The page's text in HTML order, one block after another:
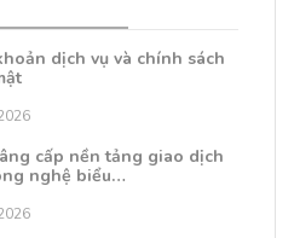
dịch vụ và chính sách
cấp nền tảng giao dịch
nghệ biểu…